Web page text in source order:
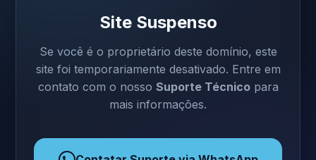
Site Suspenso
Se você é o proprietário deste domínio, este
site foi temporariamente desativado. Entre em
contato com o nosso Suporte Técnicopara
mais informações.